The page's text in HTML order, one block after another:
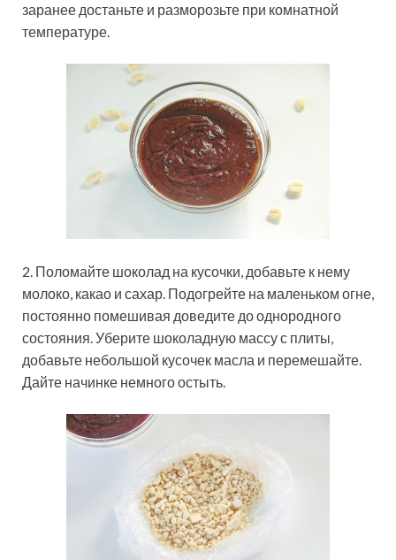
заранее достаньте и разморозьте при комнатной
температуре.
2. Поломайте шоколад на кусочки, добавьте к нему
молоко, какао и сахар. Подогрейте на маленьком огне,
постоянно помешивая доведите до однородного
состояния. Уберите шоколадную массу с плиты,
добавьте небольшой кусочек масла и перемешайте.
Дайте начинке немного остыть.